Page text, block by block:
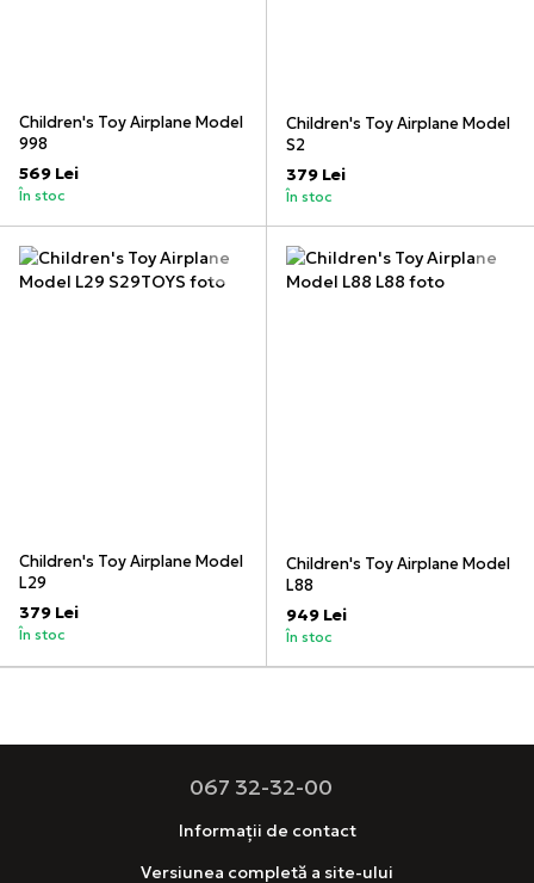
Children's Toy Airplane Model
998
569 Lei
În stoc
Children's Toy Airplane Model
S2
379 Lei
În stoc
Children's Toy Airplane Model
L29
379 Lei
În stoc
Children's Toy Airplane Model
L88
949 Lei
În stoc
067 32-32-00
Informații de contact
Versiunea completă a site-ului